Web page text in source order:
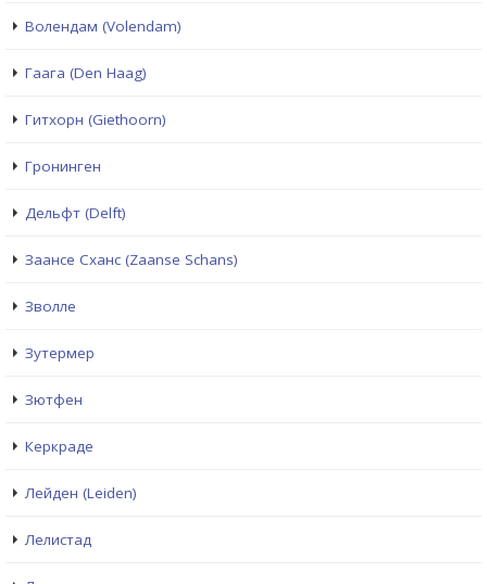
Волендам (Volendam)
Гаага (Den Haag)
Гитхорн (Giethoorn)
Гронинген
Дельфт (Delft)
Заансе Сханс (Zaanse Schans)
Зволле
Зутермер
Зютфен
Керкраде
Лейден (Leiden)
Лелистад